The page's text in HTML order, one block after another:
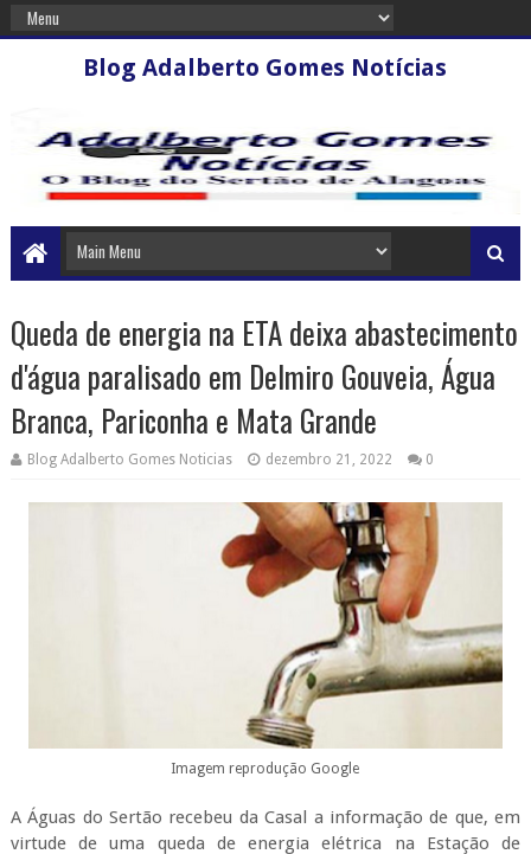
Blog Adalberto Gomes Notícias
Queda de energia na ETA deixa abastecimento
d'água paralisado em Delmiro Gouveia, Água
Branca, Pariconha e Mata Grande
Blog Adalberto Gomes Noticias dezembro 21, 2022 0
Imagem reprodução Google
A Águas do Sertão recebeu da Casal a informação de que, em
virtude de uma queda de energia elétrica na Estação de